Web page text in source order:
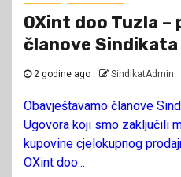
OXint doo Tuzla
članove Sindikata
2 godine ago SindikatAdmin
Obavještavamo članove
Ugovora koji smo zaključili
kupovine cjelokupnog
OXint doo...